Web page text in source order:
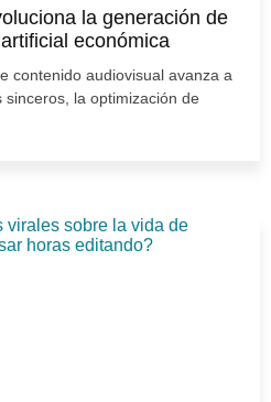
la generación de
económica
contenido audiovisual avanza a
la optimización de